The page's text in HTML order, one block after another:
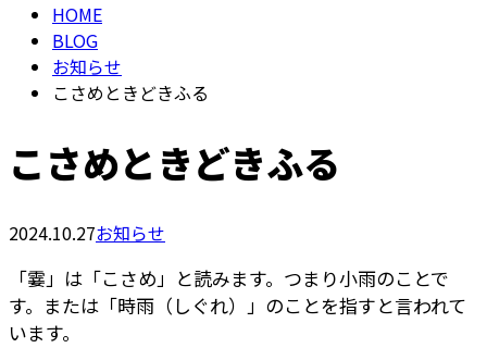
HOME
BLOG
お知らせ
こさめときどきふる
こさめときどきふる
2024.10.27お知らせ
「霎」は「こさめ」と読みます。つまり小雨のことで
す。または「時雨（しぐれ）」のことを指すと言われて
います。